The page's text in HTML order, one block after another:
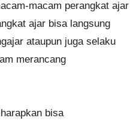
macam perangkat ajar
ajar bisa langsung
ataupun juga selaku
merancang
bisa